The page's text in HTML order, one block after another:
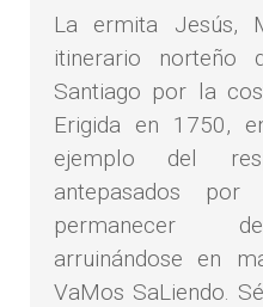
La ermita Jesús,
itinerario norteño
Santiago por la
Erigida en 1750,
ejemplo del
antepasados
permanecer
arruinándose en
VaMos SaLiendo.